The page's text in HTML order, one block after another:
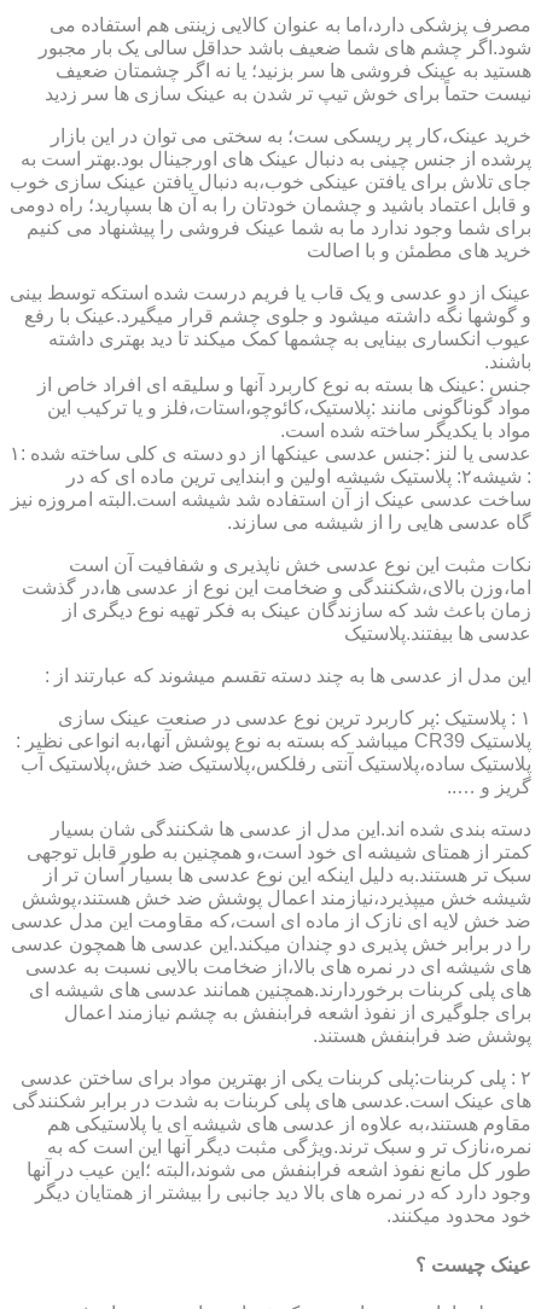
مصرف پزشکی دارد،اما به عنوان کالایی زینتی هم استفاده می
شود.اگر چشم های شما ضعیف باشد حداقل سالی یک بار مجبور
هستید به عینک فروشی ها سر بزنید؛ یا نه اگر چشمتان ضعیف
نیست حتماً برای خوش تیپ تر شدن به عینک سازی ها سر زدید
خرید عینک،کار پر ریسکی ست؛ به سختی می توان در این بازار
پرشده از جنس چینی به دنبال عینک های اورجینال بود.بهتر است به
جای تلاش برای یافتن عینکی خوب،به دنبال یافتن عینک سازی خوب
و قابل اعتماد باشید و چشمان خودتان را به آن ها بسپارید؛ راه دومی
برای شما وجود ندارد ما به شما عینک فروشی را پیشنهاد می کنیم
خرید های مطمئن و با اصالت
عینک از دو عدسی و یک قاب یا فریم درست شده استکه توسط بینی
و گوشها نگه داشته میشود و جلوی چشم قرار میگیرد.عینک با رفع
عیوب انکساری بینایی به چشمها کمک میکند تا دید بهتری داشته
باشند.
جنس :عینک ها بسته به نوع کاربرد آنها و سلیقه ای افراد خاص از
مواد گوناگونی مانند :پلاستیک،کائوچو،استات،فلز و یا ترکیب این
مواد با یکدیگر ساخته شده است.
عدسی یا لنز :جنس عدسی عینکها از دو دسته ی کلی ساخته شده :۱
: شیشه۲: پلاستیک شیشه اولین و ابندایی ترین ماده ای که در
ساخت عدسی عینک از آن استفاده شد شیشه است.البته امروزه نیز
گاه عدسی هایی را از شیشه می سازند.
نکات مثبت این نوع عدسی خش ناپذیری و شفافیت آن است
اما،وزن بالای،شکنندگی و ضخامت این نوع از عدسی ها،در گذشت
زمان باعث شد که سازندگان عینک به فکر تهیه نوع دیگری از
عدسی ها بیفتند.پلاستیک
این مدل از عدسی ها به چند دسته تقسم میشوند که عبارتند از :
۱ : پلاستیک :پر کاربرد ترین نوع عدسی در صنعت عینک سازی
پلاستیک CR39 میباشد که بسته به نوع پوشش آنها،به انواعی نظیر :
پلاستیک ساده،پلاستیک آنتی رفلکس،پلاستیک ضد خش،پلاستیک آب
گریز و …..
دسته بندی شده اند.این مدل از عدسی ها شکنندگی شان بسیار
کمتر از همتای شیشه ای خود است،و همچنین به طور قابل توجهی
سبک تر هستند.به دلیل اینکه این نوع عدسی ها بسیار آسان تر از
شیشه خش میپذیرد،نیازمند اعمال پوشش ضد خش هستند،پوشش
ضد خش لایه ای نازک از ماده ای است،که مقاومت این مدل عدسی
را در برابر خش پذیری دو چندان میکند.این عدسی ها همچون عدسی
های شیشه ای در نمره های بالا،از ضخامت بالایی نسبت به عدسی
های پلی کربنات برخوردارند.همچنین همانند عدسی های شیشه ای
برای جلوگیری از نفوذ اشعه فرابنفش به چشم نیازمند اعمال
پوشش ضد فرابنفش هستند.
۲ : پلی کربنات:پلی کربنات یکی از بهترین مواد برای ساختن عدسی
های عینک است.عدسی های پلی کربنات به شدت در برابر شکنندگی
مقاوم هستند،به علاوه از عدسی های شیشه ای یا پلاستیکی هم
نمره،نازک تر و سبک ترند.ویژگی مثبت دیگر آنها این است که به
طور کل مانع نفوذ اشعه فرابنفش می شوند،البته ؛این عیب در آنها
وجود دارد که در نمره های بالا دید جانبی را بیشتر از همتایان دیگر
خود محدود میکنند.
عینک چیست ؟